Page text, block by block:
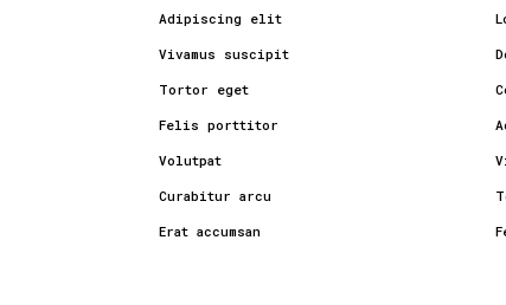
Adipiscing elit
Vivamus suscipit
Tortor eget
Felis porttitor
Volutpat
Curabitur arcu
Erat accumsan